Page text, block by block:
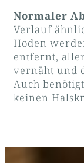
Normaler
Verlauf
Hoden
entfernt,
vernäht und
Auch
keinen